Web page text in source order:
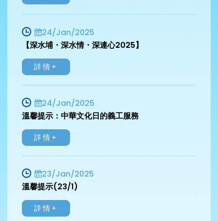
24/Jan/2025
【深水埔・深水情・深連心2025】
詳情+
24/Jan/2025
溫馨提示：中華文化日的義工服務
詳情+
23/Jan/2025
溫馨提示(23/1)
詳情+